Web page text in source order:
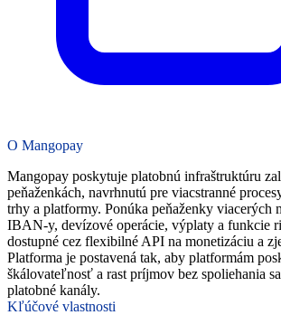
O Mangopay
Mangopay poskytuje platobnú infraštruktúru
peňaženkách, navrhnutú pre viacstranné
trhy a platformy. Ponúka peňaženky viacerých
IBAN-y, devízové operácie, výplaty a funkcie
dostupné cez flexibilné API na monetizáciu a
Platforma je postavená tak, aby platformám
škálovateľnosť a rast príjmov bez spoliehania
platobné kanály.
Kľúčové vlastnosti